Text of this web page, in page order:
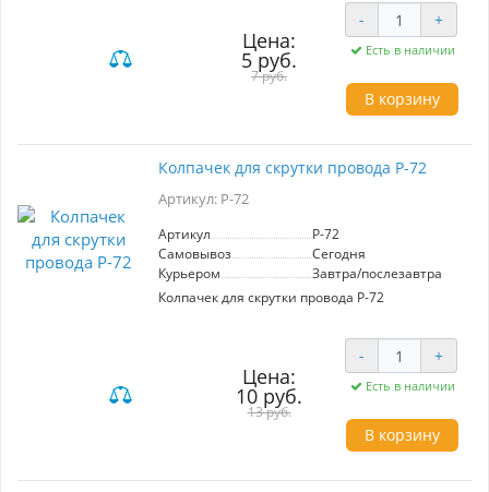
защищает от повреждения место скручивания
Суммарное максимальное сечение - 1мм2
Суммарное минимальное сечение - 3,5 мм2
Количество в пакетике - 50 шт
Цена:
5 руб.
7 руб.
- +
Есть в наличии
В корзину
Колпачек для скрутки провода P-72
Артикул: P-72
Артикул
P-72
Самовывоз
Сегодня
Курьером
Завтра/послезавтра
Колпачек для скрутки провода P-72
Цена:
10 руб.
13 руб.
- +
Есть в наличии
В корзину